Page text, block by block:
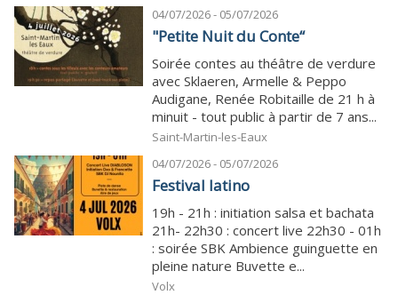
04/07/2026 - 05/07/2026
"Petite Nuit du Conte“
Soirée contes au théâtre de verdure
avec Sklaeren, Armelle & Peppo
Audigane, Renée Robitaille de 21 h à
minuit - tout public à partir de 7 ans...
Saint-Martin-les-Eaux
04/07/2026 - 05/07/2026
Festival latino
19h - 21h : initiation salsa et bachata
21h- 22h30 : concert live 22h30 - 01h
: soirée SBK Ambience guinguette en
pleine nature Buvette e...
Volx